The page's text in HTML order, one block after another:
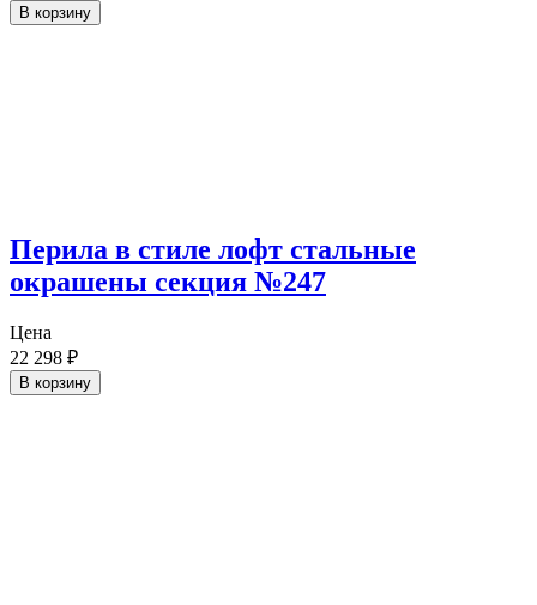
В корзину
Перила в стиле лофт стальные
окрашены секция №247
Цена
22 298 ₽
В корзину